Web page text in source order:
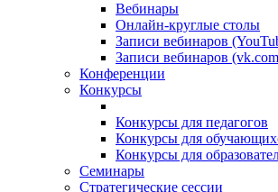
Вебинары
Онлайн-круглые столы
Записи вебинаров
Записи вебинаров
Конференции
Конкурсы
Конкурсы для педагогов
Конкурсы для
Конкурсы для
Семинары
Стратегические сессии